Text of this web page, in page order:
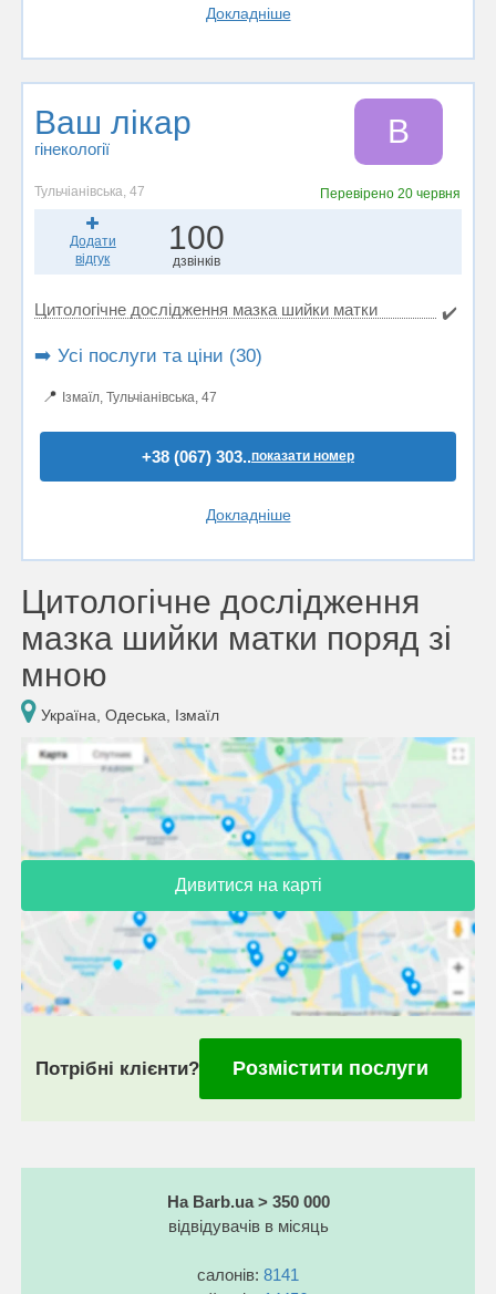
Докладніше
Ваш лікар
гінекології В
Тульчіанівська, 47 Перевірено20 червня
Додати
відгук
100
дзвінків
Цитологічне дослідження мазка шийки матки ✔️
➡️ Усі послуги та ціни (30)
📍 Ізмаїл, Тульчіанівська, 47
+38 (067) 303..показати номер
Докладніше
Цитологічне дослідження
мазка шийки матки поряд зі
мною
Україна, Одеська, Ізмаїл
Дивитися на карті
Потрібні клієнти? Розмістити послуги
На Barb.ua > 350 000
відвідувачів в місяць
салонів: 8141